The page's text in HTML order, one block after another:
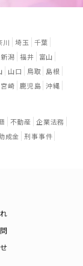
川 埼玉
千葉
新潟 福井
富山
山口 鳥取
島根
宮崎 鹿児島 沖縄
不動産 企業法務
成金 刑事事件